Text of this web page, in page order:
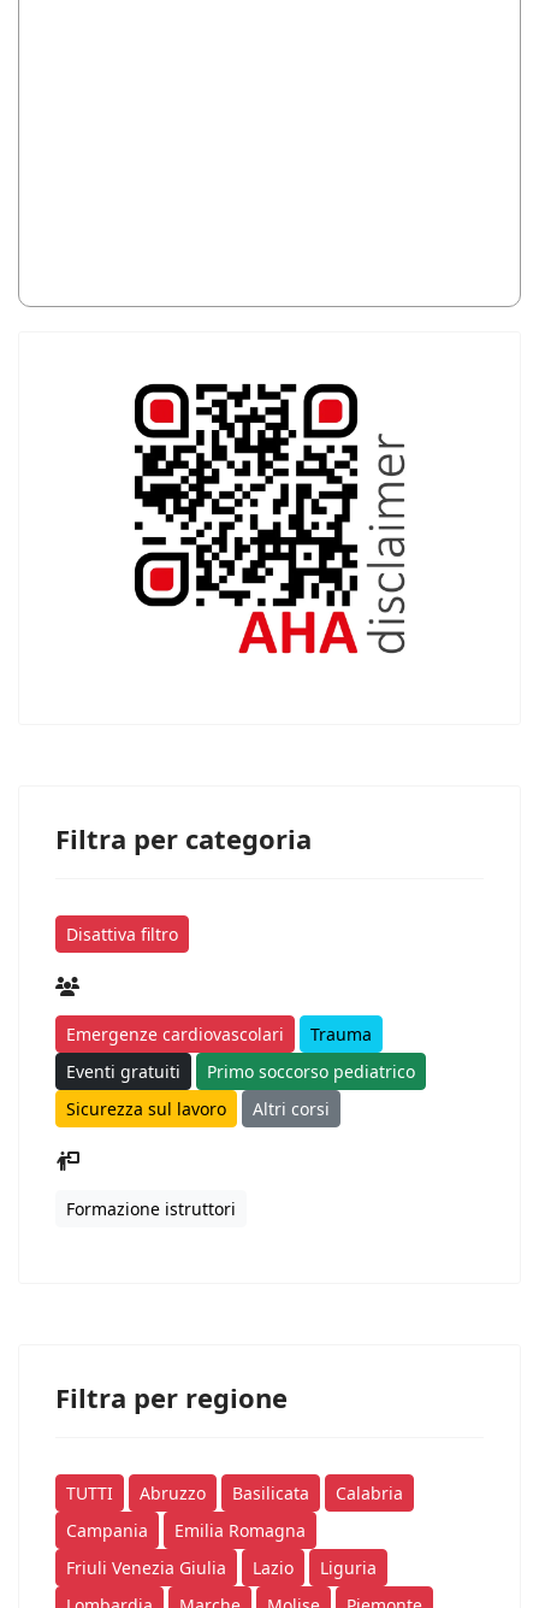
Filtra per categoria
Disattiva filtro
Emergenze cardiovascolari
Trauma
Eventi gratuiti
Primo soccorso pediatrico
Sicurezza sul lavoro
Altri corsi
Formazione istruttori
Filtra per regione
TUTTI Abruzzo Basilicata
Calabria
Campania
Emilia Romagna
Friuli Venezia Giulia
Lazio
Liguria